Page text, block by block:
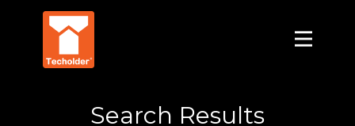
Search Results